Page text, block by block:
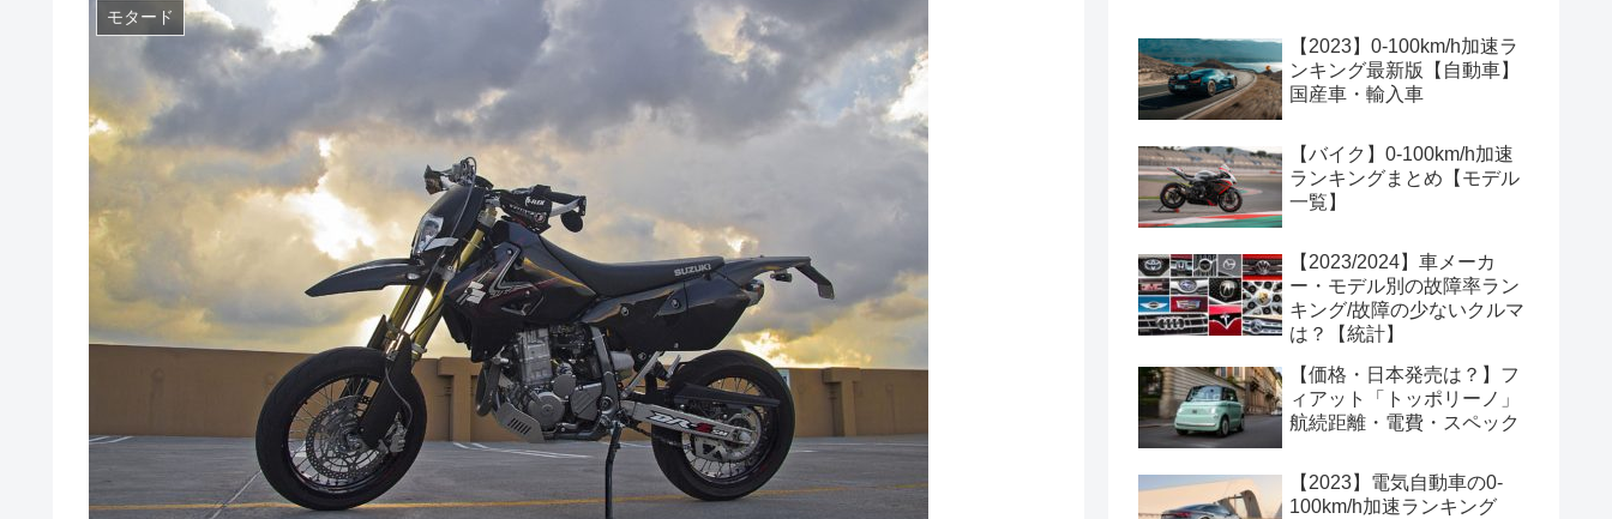
モタード
【2023】0-100km/h加速ラ
ンキング最新版【自動車】
国産車・輸入車
【バイク】0-100km/h加速
ランキングまとめ【モデル
一覧】
【2023/2024】車メーカ
ー・モデル別の故障率ラン
キング/故障の少ないクルマ
は？【統計】
【価格・日本発売は？】フ
ィアット「トッポリーノ」
航続距離・電費・スペック
【2023】電気自動車の0-
100km/h加速ランキング